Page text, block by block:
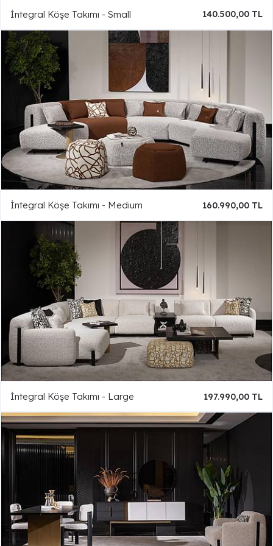
İntegral Köşe Takımı - Small 140.500,00 TL
İntegral Köşe Takımı - Medium 160.990,00 TL
İntegral Köşe Takımı - Large 197.990,00 TL